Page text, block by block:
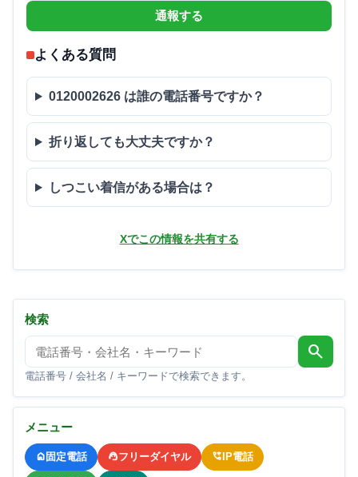
通報する
よくある質問
0120002626 は誰の電話番号ですか？
折り返しても大丈夫ですか？
しつこい着信がある場合は？
Xでこの情報を共有する
検索
search
電話番号 / 会社名 / キーワードで検索できます。
メニュー
固定電話 フリーダイヤル IP電話